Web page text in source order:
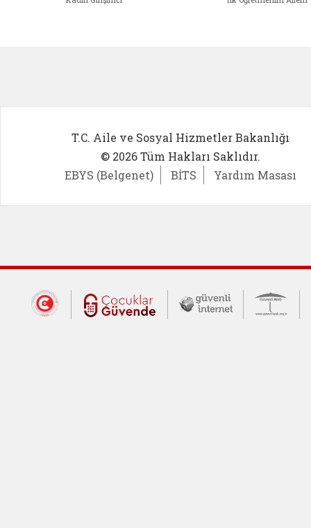
T.C. Aile ve Sosyal Hizmetler Bakanlığı
© 2026 Tüm Hakları Saklıdır.
EBYS (Belgenet)
BİTS Yardım Masası
Dış Bağlantılar
Cumhurbaşkanlığı İletişim Merkezi
Çocuklar Güvende (yeni
Güvenli